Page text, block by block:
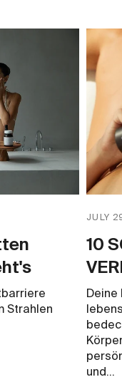
Strahlen
JULY
10
und...